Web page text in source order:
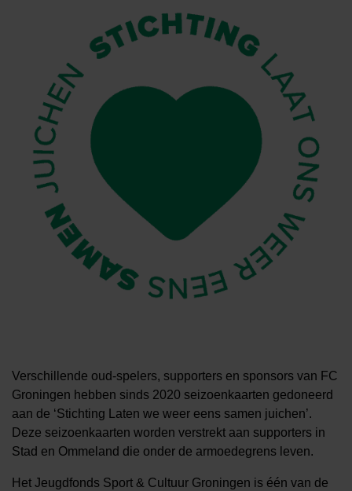
Verschillende oud-spelers, supporters en sponsors van FC
Groningen hebben sinds 2020 seizoenkaarten gedoneerd
aan de ‘Stichting Laten we weer eens samen juichen’.
Deze seizoenkaarten worden verstrekt aan supporters in
Stad en Ommeland die onder de armoedegrens leven.
Het Jeugdfonds Sport & Cultuur Groningen is één van de